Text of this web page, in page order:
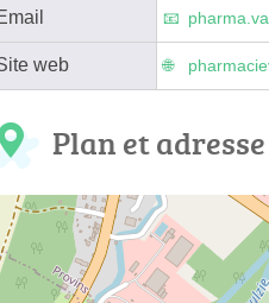
web
Plan et adresse